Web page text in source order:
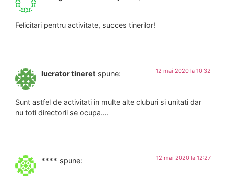
Felicitari pentru activitate, succes tinerilor!
lucrator tineret spune: 12 mai 2020 la 10:32
Sunt astfel de activitati in multe alte cluburi si unitati dar
nu toti directorii se ocupa….
**** spune: 12 mai 2020 la 12:27